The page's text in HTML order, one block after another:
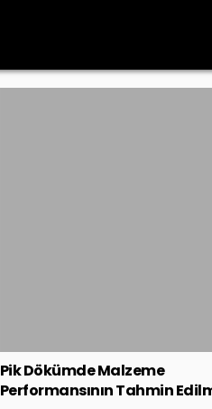
Pik Dökümde Malzeme
Performansının Tahmin